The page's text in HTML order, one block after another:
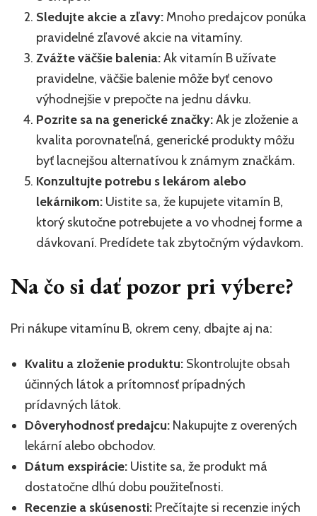
Sledujte akcie a zľavy: Mnoho predajcov ponúka
pravidelné zľavové akcie na vitamíny.
Zvážte väčšie balenia:Ak vitamín B užívate
pravidelne, väčšie balenie môže byť cenovo
výhodnejšie v prepočte na jednu dávku.
Pozrite sa na generické značky:Ak je zloženie a
kvalita porovnateľná, generické produkty môžu
byť lacnejšou alternatívou k známym značkám.
Konzultujte potrebu s lekárom alebo
lekárnikom: Uistite sa, že kupujete vitamín B,
ktorý skutočne potrebujete a vo vhodnej forme a
dávkovaní. Predídete tak zbytočným výdavkom.
Na čo si dať pozor pri výbere?
Pri nákupe vitamínu B, okrem ceny, dbajte aj na:
Kvalitu a zloženie produktu: Skontrolujte obsah
účinných látok a prítomnosť prípadných
prídavných látok.
Dôveryhodnosť predajcu: Nakupujte z overených
lekární alebo obchodov.
Dátum exspirácie: Uistite sa, že produkt má
dostatočne dlhú dobu použiteľnosti.
Recenzie a skúsenosti: Prečítajte si recenzie iných